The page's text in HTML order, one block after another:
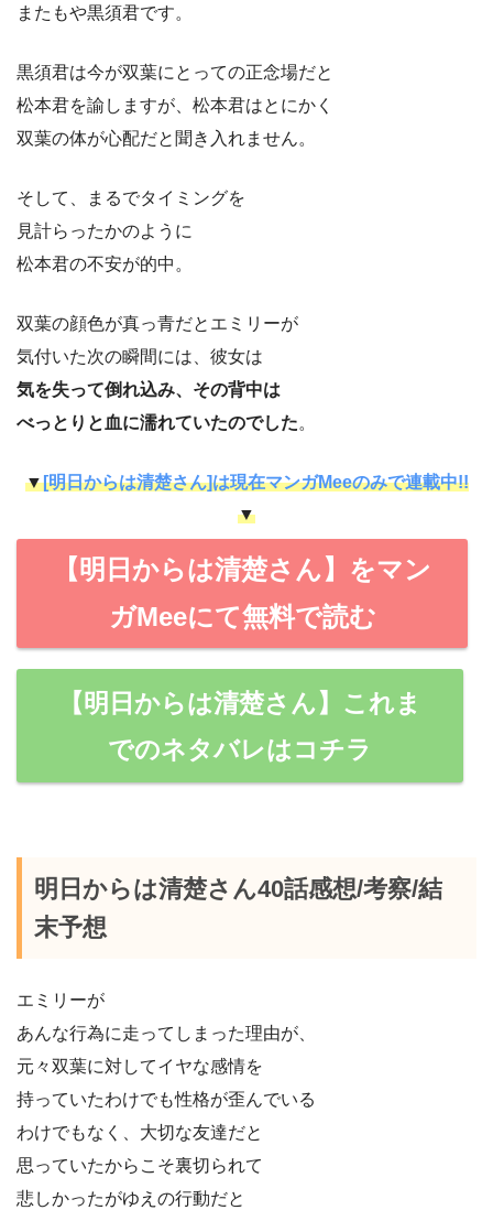
またもや黒須君です。
黒須君は今が双葉にとっての正念場だと
松本君を諭しますが、松本君はとにかく
双葉の体が心配だと聞き入れません。
そして、まるでタイミングを
見計らったかのように
松本君の不安が的中。
双葉の顔色が真っ青だとエミリーが
気付いた次の瞬間には、彼女は
気を失って倒れ込み、その背中は
べっとりと血に濡れていたのでした。
▼[明日からは清楚さん]は現在マンガMeeのみで連載中!!
▼
【明日からは清楚さん】をマン
ガMeeにて無料で読む
【明日からは清楚さん】これま
でのネタバレはコチラ
明日からは清楚さん40話感想/考察/結
末予想
エミリーが
あんな行為に走ってしまった理由が、
元々双葉に対してイヤな感情を
持っていたわけでも性格が歪んでいる
わけでもなく、大切な友達だと
思っていたからこそ裏切られて
悲しかったがゆえの行動だと